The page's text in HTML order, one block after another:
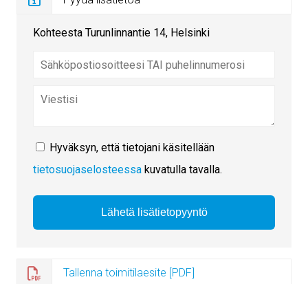
Kohteesta Turunlinnantie 14, Helsinki
Hyväksyn, että tietojani käsitellään
tietosuojaselosteessa kuvatulla tavalla.
Tallenna toimitilaesite [PDF]